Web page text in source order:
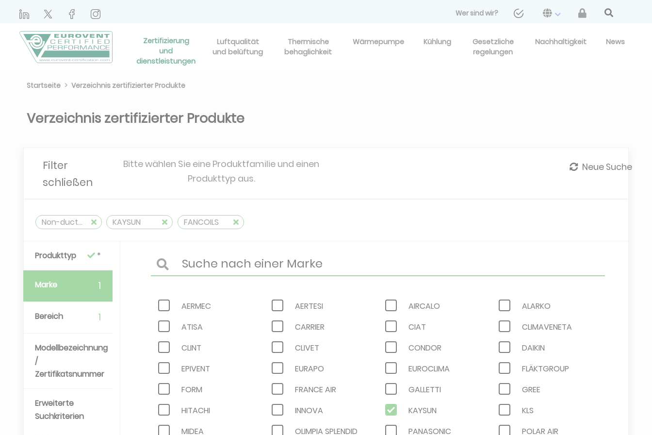
Wer sind wir?
Zertifizierung
und
dienstleistungen
Luftqualität
und belüftung
Thermische
behaglichkeit
Wärmepumpe Kühlung
Gesetzliche
regelungen
Nachhaltigkeit News
Startseite Verzeichnis zertifizierter Produkte
Verzeichnis zertifizierter Produkte
Filter
schließen
Bitte wählen Sie eine Produktfamilie und einen
Produkttyp aus.
Neue Suche
Non-ducted, 2 pipes, cooling and heating KAYSUN FANCOILS
Produkttyp
Marke 1
Bereich 1
Modellbezeichnung
/
Zertifikatsnummer
Erweiterte
Suchkriterien
AERMEC AERTESI AIRCALO
ALARKO
ATISA
CARRIER CIAT
CLIMAVENETA
CLINT
CLIVET CONDOR
DAIKIN
EPIVENT
EURAPO EUROCLIMA
FLÄKTGROUP
FORM
FRANCE AIR GALLETTI
GREE
HITACHI
INNOVA KAYSUN
KLS
MIDEA
OLIMPIA SPLENDID PANASONIC
POLAR AIR